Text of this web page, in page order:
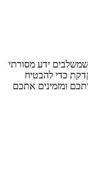
שמשלבים ידע מסורתי
כדי להבטיח
ומזמינים אתכם